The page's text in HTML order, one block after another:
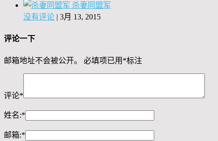
杀妻同盟军
没有评论 | 3月 13, 2015
评论一下
邮箱地址不会被公开。 必填项已用 *标注
评论*
姓名:*
邮箱:*